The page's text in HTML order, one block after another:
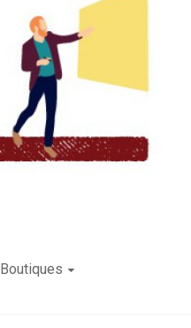
Boutiques